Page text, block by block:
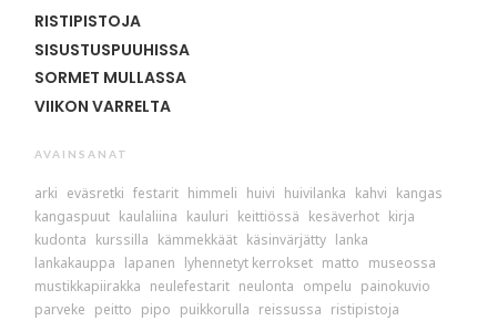
RISTIPISTOJA
SISUSTUSPUUHISSA
SORMET MULLASSA
VIIKON VARRELTA
AVAINSANAT
arki eväsretki festarit himmeli huivi huivilanka kahvi kangas
kangaspuut kaulaliina kauluri keittiössä kesäverhot kirja
kudonta kurssilla kämmekkäät käsinvärjätty lanka
lankakauppa lapanen lyhennetyt kerrokset matto museossa
mustikkapiirakka neulefestarit neulonta ompelu painokuvio
parveke peitto pipo puikkorulla reissussa ristipistoja